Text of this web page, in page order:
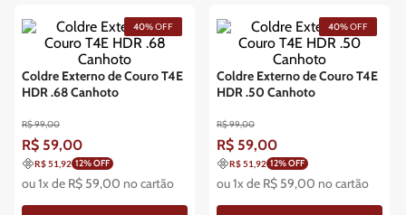
Coldre Externo de Couro T4E
HDR .68 Canhoto
R$99,00
R$ 59,00
40%OFF
R$ 51,92 12% OFF
ou1x de R$ 59,00 no cartão
Coldre Externo de Couro T4E
HDR .50 Canhoto
R$99,00
R$ 59,00
40%OFF
R$ 51,92 12% OFF
ou1x de R$ 59,00 no cartão